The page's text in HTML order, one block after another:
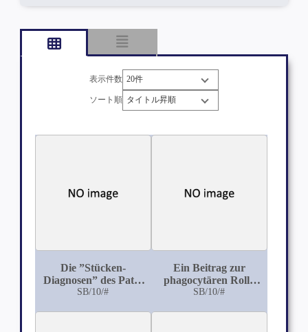
表示件数
ソート順
Die ”Stücken-
Diagnosen” des Path.
en Instituts in
SB/10/#
Ein Beitrag zur
phagocytären Rolle
der Riesenzellen
SB/10/#